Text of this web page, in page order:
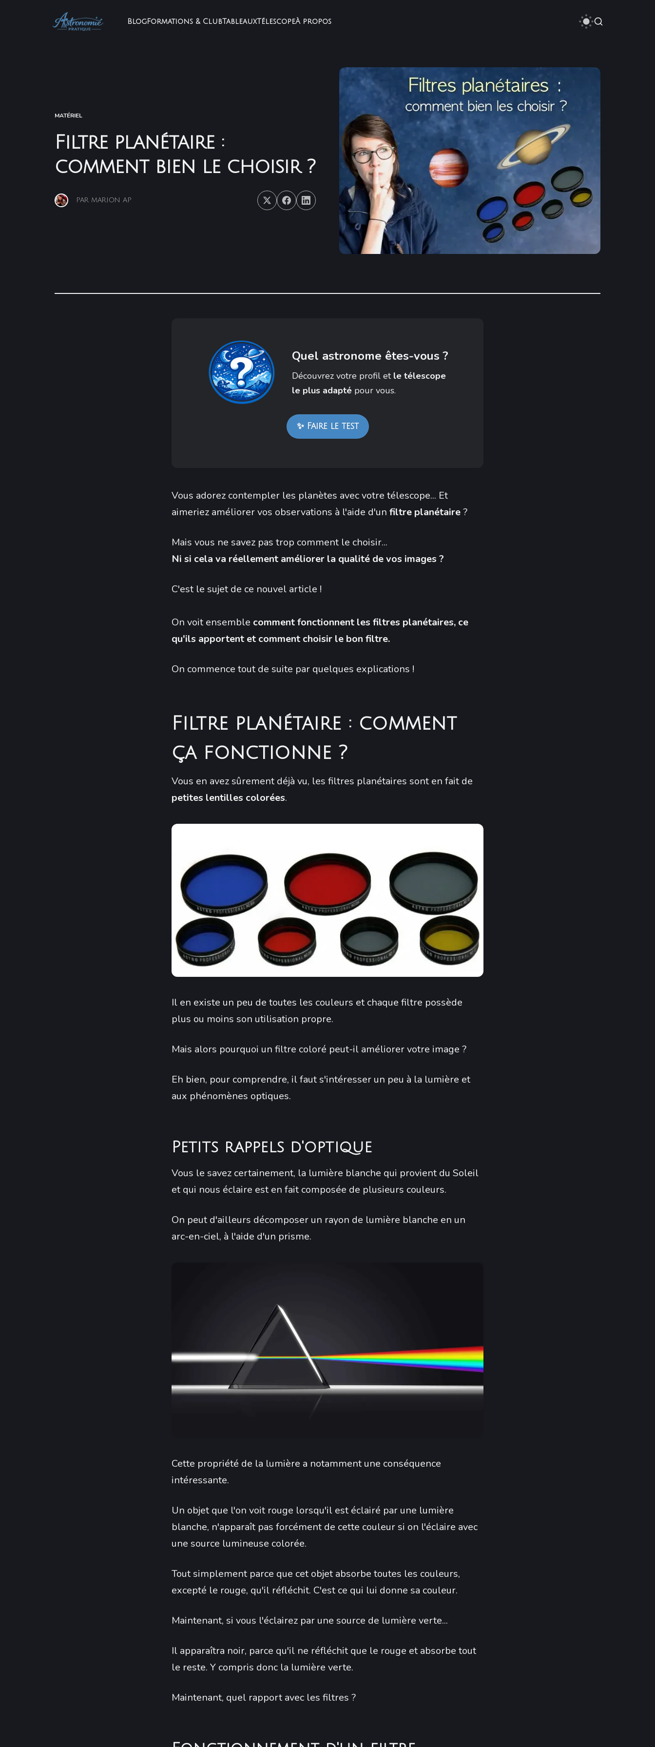
BlogFormations & ClubTableauxTélescopeÀ propos
MATÉRIEL
Filtre planétaire :
comment bien le choisir ?
PAR MARION AP
Quel astronome êtes-vous ?
Découvrez votre profil et le télescope
le plus adaptépour vous.
✨ Faire le test
Vous adorez contempler les planètes avec votre télescope... Et
aimeriez améliorer vos observations à l'aide d'un filtre planétaire?
Mais vous ne savez pas trop comment le choisir...
Ni si cela va réellement améliorer la qualité de vos images ?
C'est le sujet de ce nouvel article !
On voit ensemble comment fonctionnent les filtres planétaires, ce
qu'ils apportent et comment choisir le bon filtre.
On commence tout de suite par quelques explications !
Filtre planétaire : comment
ça fonctionne ?
Vous en avez sûrement déjà vu, les filtres planétaires sont en fait de
petites lentilles colorées.
Il en existe un peu de toutes les couleurs et chaque filtre possède
plus ou moins son utilisation propre.
Mais alors pourquoi un filtre coloré peut-il améliorer votre image ?
Eh bien, pour comprendre, il faut s'intéresser un peu à la lumière et
aux phénomènes optiques.
Petits rappels d'optique
Vous le savez certainement, la lumière blanche qui provient du Soleil
et qui nous éclaire est en fait composée de plusieurs couleurs.
On peut d'ailleurs décomposer un rayon de lumière blanche en un
arc-en-ciel, à l'aide d'un prisme.
Cette propriété de la lumière a notamment une conséquence
intéressante.
Un objet que l'on voit rouge lorsqu'il est éclairé par une lumière
blanche, n'apparaît pas forcément de cette couleur si on l'éclaire avec
une source lumineuse colorée.
Tout simplement parce que cet objet absorbe toutes les couleurs,
excepté le rouge, qu'il réfléchit. C'est ce qui lui donne sa couleur.
Maintenant, si vous l'éclairez par une source de lumière verte...
Il apparaîtra noir, parce qu'il ne réfléchit que le rouge et absorbe tout
le reste. Y compris donc la lumière verte.
Maintenant, quel rapport avec les filtres ?